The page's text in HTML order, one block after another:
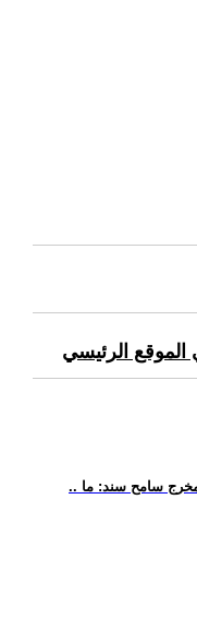
الرئيسي
سامح سند: ما